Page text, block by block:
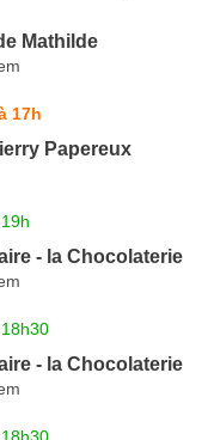
Mathilde
17h
Papereux
- la Chocolaterie
- la Chocolaterie